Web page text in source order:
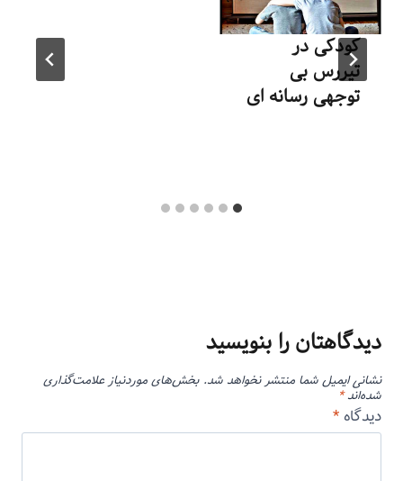
کودکی در
تیررس بی
توجهی رسانه ای
دیدگاهتان را بنویسید
نشانی ایمیل شما منتشر نخواهد شد. بخش‌های موردنیاز علامت‌گذاری
شده‌اند*
دیدگاه *